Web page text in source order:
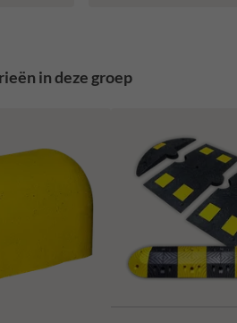
in deze groep